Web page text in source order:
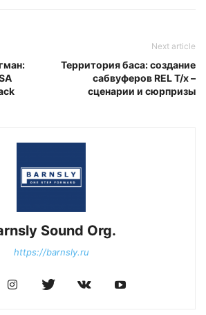
Next article
Территория баса: создание
сабвуферов REL T/x –
сценарии и сюрпризы
Sound Org.
https://barnsly.ru